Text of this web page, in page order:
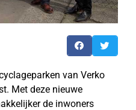
van Verko
Met deze nieuwe
de inwoners